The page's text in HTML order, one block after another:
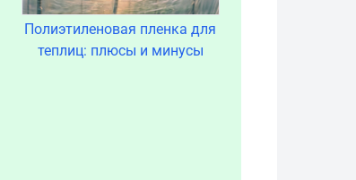
Полиэтиленовая пленка для
теплиц: плюсы и минусы